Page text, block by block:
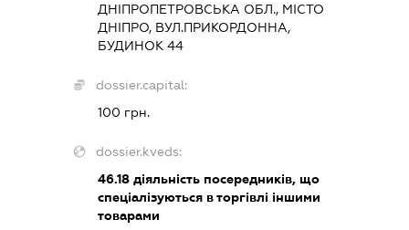
ДНІПРОПЕТРОВСЬКА ОБЛ., МІСТО
ДНІПРО, ВУЛ.ПРИКОРДОННА,
БУДИНОК 44
dossier.capital:
100 грн.
dossier.kveds:
46.18 діяльність посередників, що
спеціалізуються в торгівлі іншими
товарами